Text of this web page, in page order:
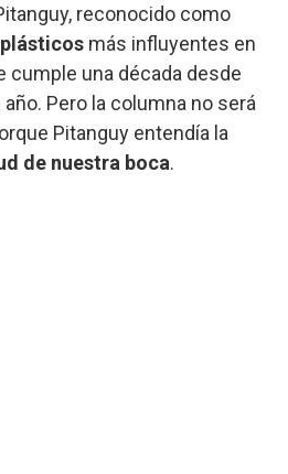
reconocido como
más influyentes en
cumple una década desde
Pero la columna no será
Pitanguy entendía la
de nuestra boca.